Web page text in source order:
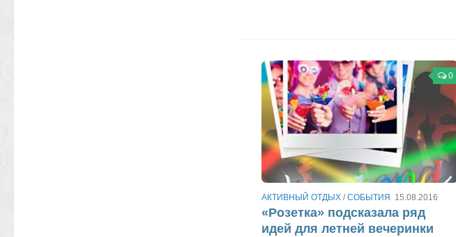
0
АКТИВНЫЙ ОТДЫХ /СОБЫТИЯ 15.08.2016
«Розетка» подсказала ряд
идей для летней вечеринки